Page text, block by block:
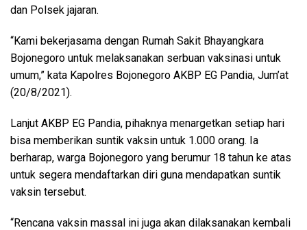
dan Polsek jajaran.
“Kami bekerjasama dengan Rumah Sakit Bhayangkara
Bojonegoro untuk melaksanakan serbuan vaksinasi untuk
umum,” kata Kapolres Bojonegoro AKBP EG Pandia, Jum’at
(20/8/2021).
Lanjut AKBP EG Pandia, pihaknya menargetkan setiap hari
bisa memberikan suntik vaksin untuk 1.000 orang. Ia
berharap, warga Bojonegoro yang berumur 18 tahun ke atas
untuk segera mendaftarkan diri guna mendapatkan suntik
vaksin tersebut.
“Rencana vaksin massal ini juga akan dilaksanakan kembali